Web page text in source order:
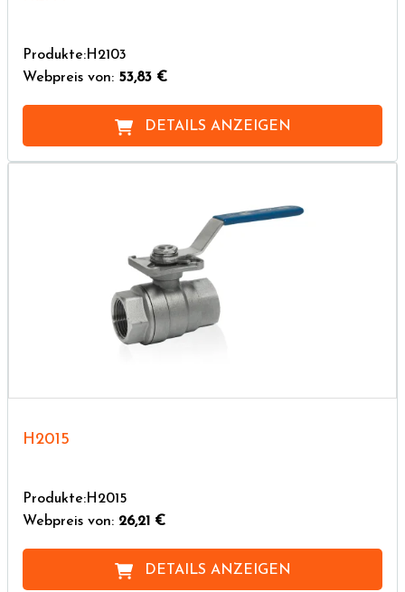
Produkte:H2103
Webpreis von: 53,83 €
DETAILS ANZEIGEN
H2015
Produkte:H2015
Webpreis von: 26,21 €
DETAILS ANZEIGEN